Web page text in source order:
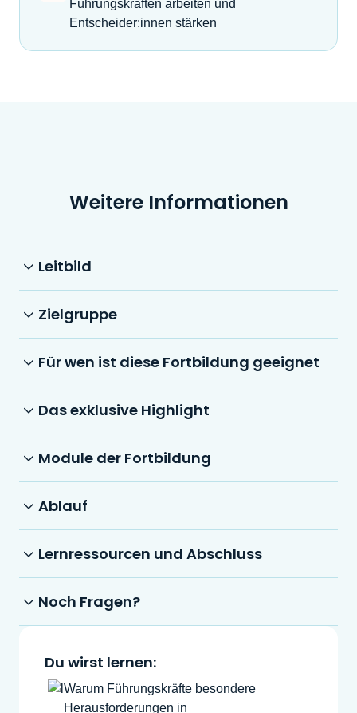
Führungskräften arbeiten und
Entscheider:innen stärken
Weitere Informationen
Leitbild
Zielgruppe
Für wen ist diese Fortbildung geeignet
Das exklusive Highlight
Module der Fortbildung
Ablauf
Lernressourcen und Abschluss
Noch Fragen?
Du wirst lernen:
Warum Führungskräfte besondere
Herausforderungen in